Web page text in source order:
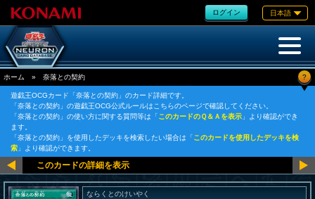
ログイン 日本語
ホーム » 奈落との契約 ?
遊戯王OCGカード「奈落との契約」のカード詳細です。
「奈落との契約」の遊戯王OCG公式ルールはこちらのページで確認してください。
「奈落との契約」の使い方に関する質問等は「このカードのＱ＆Ａを表示 」より確認ができ
ます。
「奈落との契約」を使用したデッキを検索したい場合は「このカードを使用したデッキを検
索 」より確認ができます。
ならくとのけいやく